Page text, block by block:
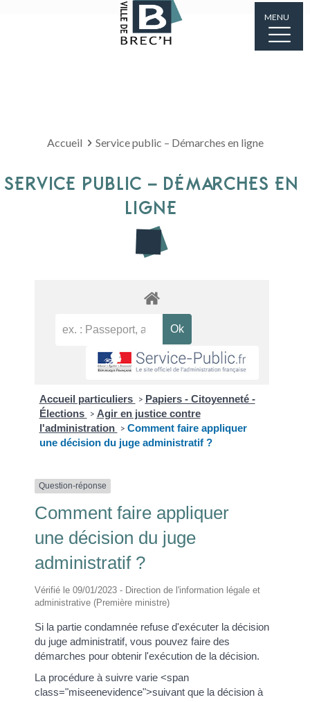
MENU
Accueil Service public – Démarches en ligne
SERVICE PUBLIC – DÉMARCHES EN
LIGNE
Accueil particuliers > Papiers - Citoyenneté -
Élections > Agir en justice contre
l'administration > Comment faire appliquer
une décision du juge administratif ?
Question-réponse
Comment faire appliquer
une décision du juge
administratif ?
Vérifié le 09/01/2023 - Direction de l'information légale et
administrative (Première ministre)
Si la partie condamnée refuse d'exécuter la décision
du juge administratif, vous pouvez faire des
démarches pour obtenir l'exécution de la décision.
La procédure à suivre varie <span
class="miseenevidence">suivant que la décision à